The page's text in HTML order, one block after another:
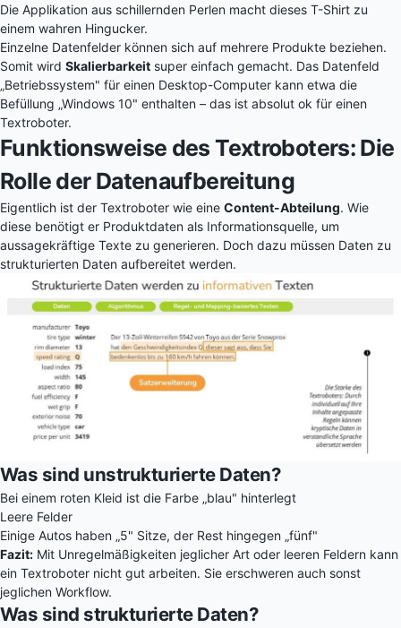
Die Applikation aus schillernden Perlen macht dieses T-Shirt zu
einem wahren Hingucker.
Einzelne Datenfelder können sich auf mehrere Produkte beziehen.
Somit wird Skalierbarkeit super einfach gemacht. Das Datenfeld
„Betriebssystem" für einen Desktop-Computer kann etwa die
Befüllung „Windows 10" enthalten – das ist absolut ok für einen
Textroboter.
Funktionsweise des Textroboters: Die
Rolle der Datenaufbereitung
Eigentlich ist der Textroboter wie eine Content-Abteilung. Wie
diese benötigt er Produktdaten als Informationsquelle, um
aussagekräftige Texte zu generieren. Doch dazu müssen Daten zu
strukturierten Daten aufbereitet werden.
Was sind unstrukturierte Daten?
Bei einem roten Kleid ist die Farbe „blau" hinterlegt
Leere Felder
Einige Autos haben „5" Sitze, der Rest hingegen „fünf"
Fazit: Mit Unregelmäßigkeiten jeglicher Art oder leeren Feldern kann
ein Textroboter nicht gut arbeiten. Sie erschweren auch sonst
jeglichen Workflow.
Was sind strukturierte Daten?